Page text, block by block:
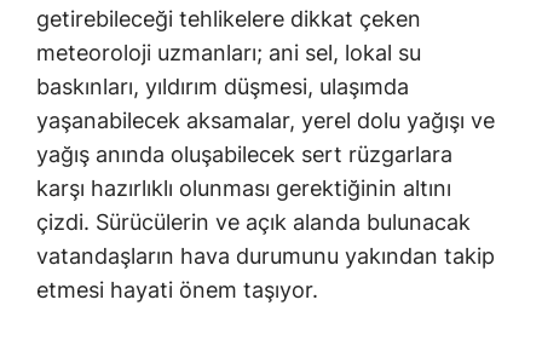
getirebileceği tehlikelere dikkat çeken
meteoroloji uzmanları; ani sel, lokal su
baskınları, yıldırım düşmesi, ulaşımda
yaşanabilecek aksamalar, yerel dolu yağışı ve
yağış anında oluşabilecek sert rüzgarlara
karşı hazırlıklı olunması gerektiğinin altını
çizdi. Sürücülerin ve açık alanda bulunacak
vatandaşların hava durumunu yakından takip
etmesi hayati önem taşıyor.